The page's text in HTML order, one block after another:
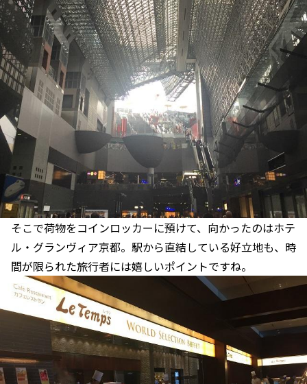
そこで荷物をコインロッカーに預けて、向かったのはホテ
ル・グランヴィア京都。駅から直結している好立地も、時
間が限られた旅行者には嬉しいポイントですね。